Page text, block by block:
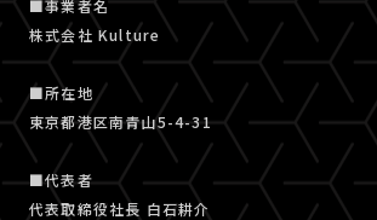
■事業者名
株式会社 Kulture
■所在地
東京都港区南青山5-4-31
■代表者
代表取締役社長 白石耕介